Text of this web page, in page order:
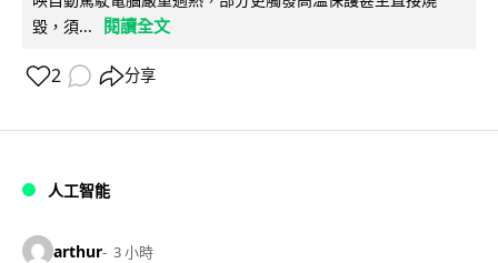
毀，須...
閱讀全文
2 分享
人工智能
arthur 3 小時